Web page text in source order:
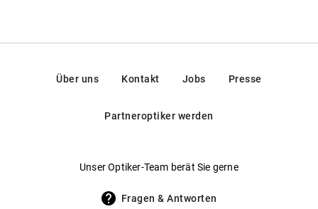
Über uns Kontakt Jobs Presse
Partneroptiker werden
Unser Optiker-Team berät Sie gerne
Fragen & Antworten